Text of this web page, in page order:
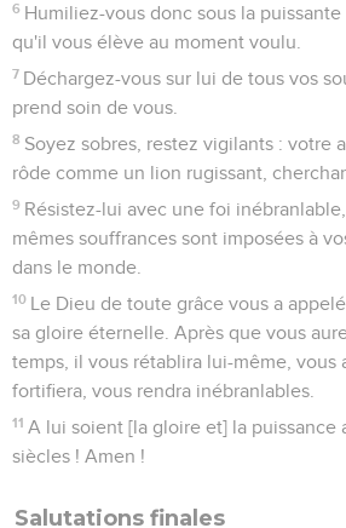
6 Humiliez-vous donc sous la
qu'il vous élève au moment voulu.
7 Déchargez-vous sur lui de tous vos
prend soin de vous.
8 Soyez sobres, restez vigilants : votre
rôde comme un lion rugissant,
9 Résistez-lui avec une foi
mêmes souffrances sont imposées à
dans le monde.
10 Le Dieu de toute grâce vous a
sa gloire éternelle. Après que vous
temps, il vous rétablira lui-même, vous
fortifiera, vous rendra inébranlables.
11 A lui soient [la gloire et] la puissance
siècles ! Amen !
Salutations finales